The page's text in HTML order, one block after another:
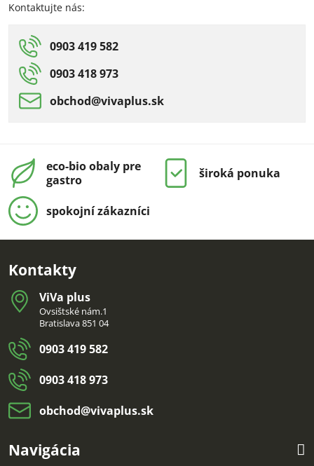
Kontaktujte nás:
0903 419 582
0903 418 973
obchod​@vivaplus​.sk
eco-bio obaly pre
gastro
široká ponuka
spokojní zákazníci
Kontakty
ViVa plus
Ovsištské nám.1
Bratislava 851 04
0903 419 582
0903 418 973
obchod​@vivaplus​.sk
Navigácia